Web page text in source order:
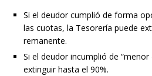
Si el deudor cumplió de forma
las cuotas, la Tesorería puede
remanente.
Si el deudor incumplió de “menor
extinguir hasta el 90%.